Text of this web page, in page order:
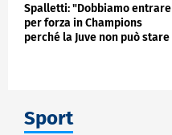
Spalletti: "Dobbiamo entrare
per forza in Champions
perché la Juve non può stare
Sport